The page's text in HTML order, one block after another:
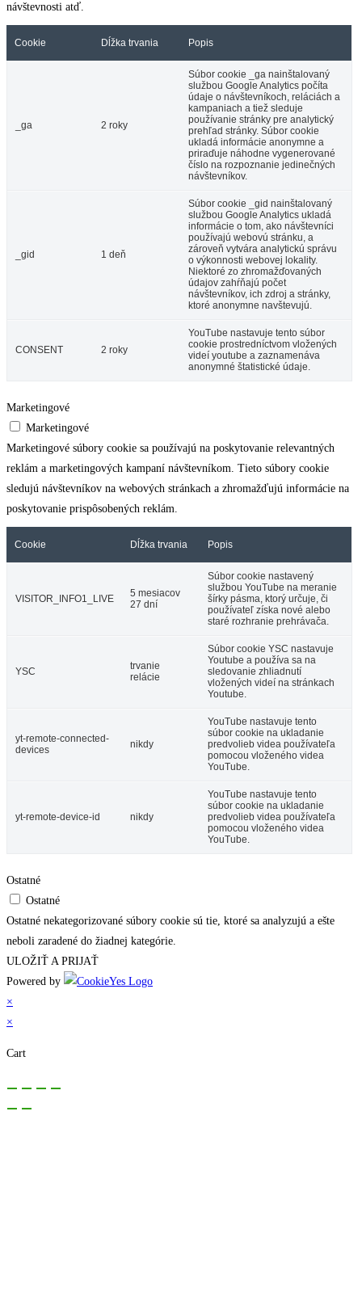
návštevnosti atď.
Cookie Dĺžka trvania Popis
_ga 2 roky
Súbor cookie _ga nainštalovaný
službou Google Analytics počíta
údaje o návštevníkoch, reláciách a
kampaniach a tiež sleduje
používanie stránky pre analytický
prehľad stránky. Súbor cookie
ukladá informácie anonymne a
priraďuje náhodne vygenerované
číslo na rozpoznanie jedinečných
návštevníkov.
_gid 1 deň
Súbor cookie _gid nainštalovaný
službou Google Analytics ukladá
informácie o tom, ako návštevníci
používajú webovú stránku, a
zároveň vytvára analytickú správu
o výkonnosti webovej lokality.
Niektoré zo zhromažďovaných
údajov zahŕňajú počet
návštevníkov, ich zdroj a stránky,
ktoré anonymne navštevujú.
CONSENT 2 roky
YouTube nastavuje tento súbor
cookie prostredníctvom vložených
videí youtube a zaznamenáva
anonymné štatistické údaje.
Marketingové
Marketingové
Marketingové súbory cookie sa používajú na poskytovanie relevantných
reklám a marketingových kampaní návštevníkom. Tieto súbory cookie
sledujú návštevníkov na webových stránkach a zhromažďujú informácie na
poskytovanie prispôsobených reklám.
Cookie Dĺžka trvania Popis
VISITOR_INFO1_LIVE
5 mesiacov
27 dní
Súbor cookie nastavený
službou YouTube na meranie
šírky pásma, ktorý určuje, či
používateľ získa nové alebo
staré rozhranie prehrávača.
YSC
trvanie
relácie
Súbor cookie YSC nastavuje
Youtube a používa sa na
sledovanie zhliadnutí
vložených videí na stránkach
Youtube.
yt-remote-connected-
devices
nikdy
YouTube nastavuje tento
súbor cookie na ukladanie
predvolieb videa používateľa
pomocou vloženého videa
YouTube.
yt-remote-device-id nikdy
YouTube nastavuje tento
súbor cookie na ukladanie
predvolieb videa používateľa
pomocou vloženého videa
YouTube.
Ostatné
Ostatné
Ostatné nekategorizované súbory cookie sú tie, ktoré sa analyzujú a ešte
neboli zaradené do žiadnej kategórie.
ULOŽIŤ A PRIJAŤ
Powered by
×
×
Cart